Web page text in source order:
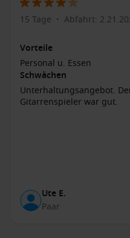
und handgefertigte
Probieren Sie lokale
Kulturelle Erlebnisse:
um mehr über die
erfahren, oder nehmen
wenn Sie in der Stadt sind.
Bootstouren: Nehmen
umliegenden
Natur und die lokale
die folgenden
15 Tage • Abfahrt:
Vorteile
Personal u. Essen
Schwächen
Unterhaltungsangebot.
Gitarrenspieler war gut.
Ute E.
Paar